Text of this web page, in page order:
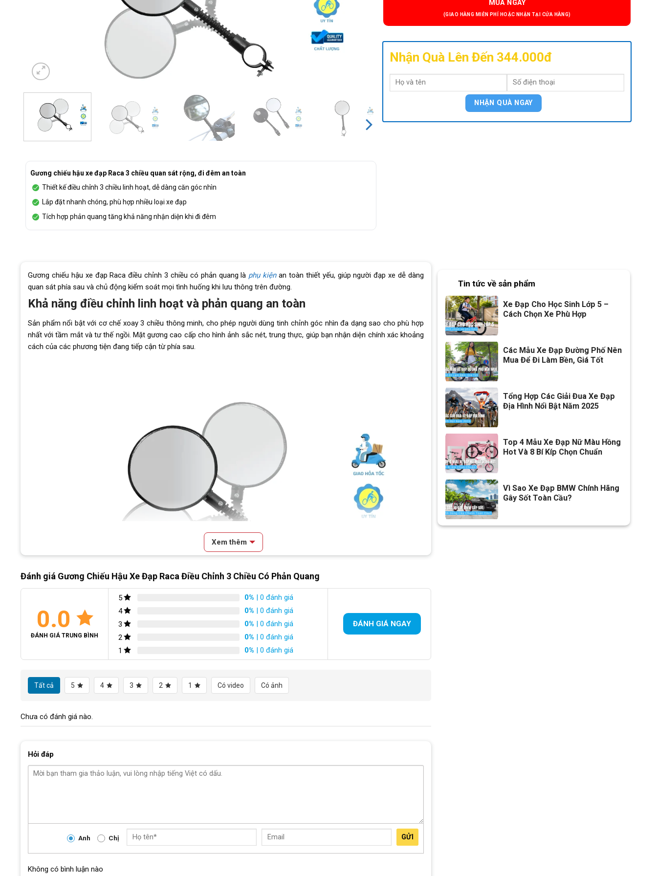
Gương chiếu hậu xe đạp Raca 3 chiều quan sát rộng, đi đêm an toàn
Thiết kế điều chỉnh 3 chiều linh hoạt, dễ dàng căn góc nhìn
Lắp đặt nhanh chóng, phù hợp nhiều loại xe đạp
Tích hợp phản quang tăng khả năng nhận diện khi đi đêm
MUA NGAY
Nhận Quà Lên Đến 344.000đ
Gương chiếu hậu xe đạp Raca điều chỉnh 3 chiều có phản quang là phụ kiệnan toàn thiết yếu, giúp người đạp xe dễ dàng
quan sát phía sau và chủ động kiểm soát mọi tình huống khi lưu thông trên đường.
Khả năng điều chỉnh linh hoạt và phản quang an toàn
Sản phẩm nổi bật với cơ chế xoay 3 chiều thông minh, cho phép người dùng tinh chỉnh góc nhìn đa dạng sao cho phù hợp
nhất với tầm mắt và tư thế ngồi. Mặt gương cao cấp cho hình ảnh sắc nét, trung thực, giúp bạn nhận diện chính xác khoảng
cách của các phương tiện đang tiếp cận từ phía sau.
Gương chiếu hậu xe đạp Raca
đêm. Tính năng này không chỉ nâng cao mức độ an toàn cho người lái mà còn giúp các phương tiện khác dễ dàng quan sát
thấy bạn từ xa.
Thiết kế bền bỉ và dễ dàng lắp đặt
Gương chiếu hậu xe đạp Raca sở hữu lớp vỏ nhựa cứng cáp, bền bỉ dưới mọi điều kiện thời tiết và hạn chế nứt vỡ khi va
Xem thêm
Đánh giá Gương Chiếu Hậu Xe Đạp Raca Điều Chỉnh 3 Chiều Có Phản Quang
0.0
ĐÁNH GIÁ TRUNG BÌNH
5 0% | 0 đánh giá
4
0% | 0 đánh giá
3
0% | 0 đánh giá
2
0% | 0 đánh giá
1
0% | 0 đánh giá
ĐÁNH GIÁ NGAY
Tất cả 5 4 3 2 1 Có video Có ảnh
Chưa có đánh giá nào.
Hỏi đáp
Anh Chị GỬI
Không có bình luận nào
Tin tức về sản phẩm
Xe Đạp Cho Học Sinh Lớp 5 –
Cách Chọn Xe Phù Hợp
Các Mẫu Xe Đạp Đường Phố Nên
Mua Để Đi Làm Bền, Giá Tốt
Tổng Hợp Các Giải Đua Xe Đạp
Địa Hình Nổi Bật Năm 2025
Top 4 Mẫu Xe Đạp Nữ Màu Hồng
Hot Và 8 Bí Kíp Chọn Chuẩn
Vì Sao Xe Đạp BMW Chính Hãng
Gây Sốt Toàn Cầu?